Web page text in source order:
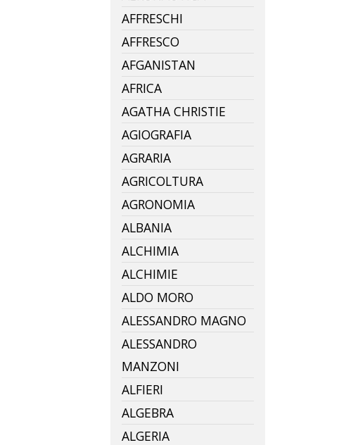
AFFRESCHI
AFFRESCO
AFGANISTAN
AFRICA
AGATHA CHRISTIE
AGIOGRAFIA
AGRARIA
AGRICOLTURA
AGRONOMIA
ALBANIA
ALCHIMIA
ALCHIMIE
ALDO MORO
ALESSANDRO MAGNO
ALESSANDRO
MANZONI
ALFIERI
ALGEBRA
ALGERIA